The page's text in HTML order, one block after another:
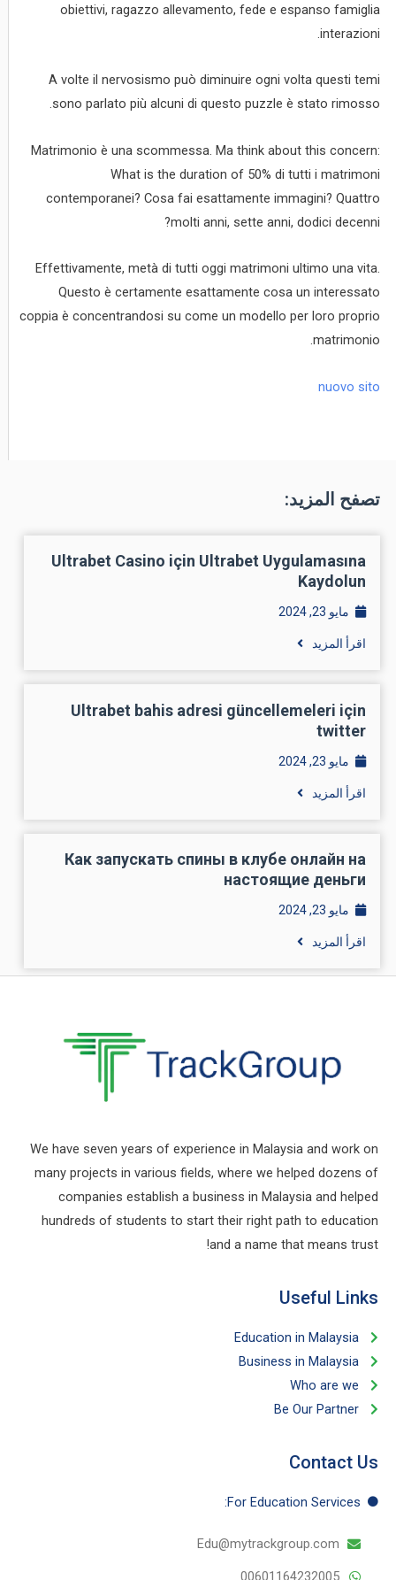
obiettivi, ragazzo allevamento, fede e espanso famiglia
interazioni.
A volte il nervosismo può diminuire ogni volta questi temi
sono parlato più alcuni di questo puzzle è stato rimosso.
Matrimonio è una scommessa. Ma think about this concern:
What is the duration of 50% di tutti i matrimoni
contemporanei? Cosa fai esattamente immagini? Quattro
molti anni, sette anni, dodici decenni?
Effettivamente, metà di tutti oggi matrimoni ultimo una vita.
Questo è certamente esattamente cosa un interessato
coppia è concentrandosi su come un modello per loro proprio
matrimonio.
nuovo sito
تصفح المزيد:
Ultrabet Casino için Ultrabet Uygulamasına
Kaydolun
مايو 23, 2024
اقرأ المزيد
Ultrabet bahis adresi güncellemeleri için
twitter
مايو 23, 2024
اقرأ المزيد
Как запускать спины в клубе онлайн на
настоящие деньги
مايو 23, 2024
اقرأ المزيد
We have seven years of experience in Malaysia and work on
many projects in various fields, where we helped dozens of
companies establish a business in Malaysia and helped
hundreds of students to start their right path to education
and a name that means trust!
Useful Links​
Education in Malaysia
Business in Malaysia​
Who are we
Be Our Partner​
Contact Us
For Education​ Services:
Edu@mytrackgroup.com
00601164232005